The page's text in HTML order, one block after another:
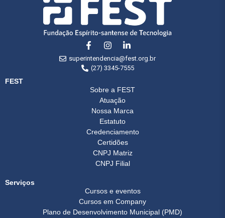
superintendencia@fest.org.br
(27) 3345-7555
FEST
Sobre a FEST
Atuação
Nossa Marca
Estatuto
Credenciamento
Certidões
CNPJ Matriz
CNPJ Filial
Serviços
Cursos e eventos
Cursos em Company
Plano de Desenvolvimento Municipal (PMD)